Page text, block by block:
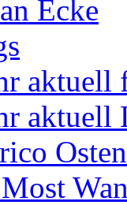
Ecke
aktuell
aktuell